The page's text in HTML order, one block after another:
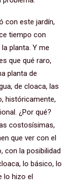
con este jardín,
tiempo con
planta. Y me
que qué raro,
planta de
de cloaca, las
históricamente,
¿Por qué?
costosísimas,
que ver con el
con la posibilidad
lo básico, lo
lo hizo el